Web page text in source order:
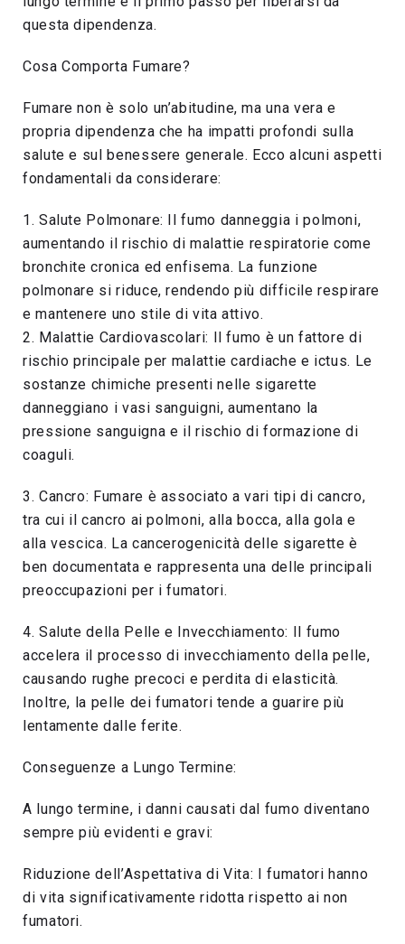
questa dipendenza.
Cosa Comporta Fumare?
Fumare non è solo un’abitudine, ma una vera e
propria dipendenza che ha impatti profondi sulla
salute e sul benessere generale. Ecco alcuni aspetti
fondamentali da considerare:
1. Salute Polmonare: Il fumo danneggia i polmoni,
aumentando il rischio di malattie respiratorie come
bronchite cronica ed enfisema. La funzione
polmonare si riduce, rendendo più difficile respirare
e mantenere uno stile di vita attivo.
2. Malattie Cardiovascolari: Il fumo è un fattore di
rischio principale per malattie cardiache e ictus. Le
sostanze chimiche presenti nelle sigarette
danneggiano i vasi sanguigni, aumentano la
pressione sanguigna e il rischio di formazione di
coaguli.
3. Cancro: Fumare è associato a vari tipi di cancro,
tra cui il cancro ai polmoni, alla bocca, alla gola e
alla vescica. La cancerogenicità delle sigarette è
ben documentata e rappresenta una delle principali
preoccupazioni per i fumatori.
4. Salute della Pelle e Invecchiamento: Il fumo
accelera il processo di invecchiamento della pelle,
causando rughe precoci e perdita di elasticità.
Inoltre, la pelle dei fumatori tende a guarire più
lentamente dalle ferite.
Conseguenze a Lungo Termine:
A lungo termine, i danni causati dal fumo diventano
sempre più evidenti e gravi:
Riduzione dell’Aspettativa di Vita: I fumatori hanno
di vita significativamente ridotta rispetto ai non
fumatori.